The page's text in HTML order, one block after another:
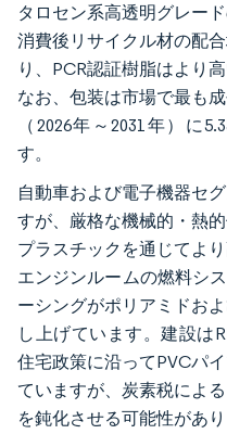
タロセン系高透明グレー
消費後リサイクル材の配
り、PCR認証樹脂はより
なお、包装は市場で最も
（2026年～2031年）に
す。
自動車および電子機器セ
すが、厳格な機械的・熱
プラスチックを通じてよ
エンジンルームの燃料シ
ーシングがポリアミドお
し上げています。建設は
住宅政策に沿ってPVCパ
ていますが、炭素税によ
を鈍化させる可能性があ